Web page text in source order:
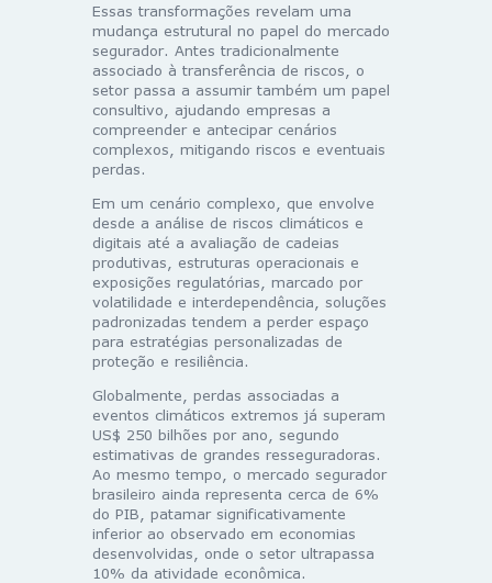
Essas transformações revelam uma
mudança estrutural no papel do mercado
segurador. Antes tradicionalmente
associado à transferência de riscos, o
setor passa a assumir também um papel
consultivo, ajudando empresas a
compreender e antecipar cenários
complexos, mitigando riscos e eventuais
perdas.
Em um cenário complexo, que envolve
desde a análise de riscos climáticos e
digitais até a avaliação de cadeias
produtivas, estruturas operacionais e
exposições regulatórias, marcado por
volatilidade e interdependência, soluções
padronizadas tendem a perder espaço
para estratégias personalizadas de
proteção e resiliência.
Globalmente, perdas associadas a
eventos climáticos extremos já superam
US$ 250 bilhões por ano, segundo
estimativas de grandes resseguradoras.
Ao mesmo tempo, o mercado segurador
brasileiro ainda representa cerca de 6%
do PIB, patamar significativamente
inferior ao observado em economias
desenvolvidas, onde o setor ultrapassa
10% da atividade econômica.